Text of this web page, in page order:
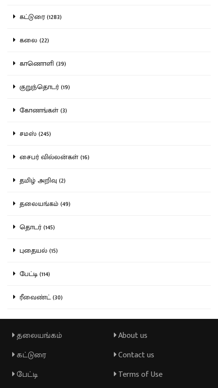
கட்டுரை (1283)
கலை (22)
காணொளி (39)
குறுந்தொடர் (19)
கோணங்கள் (3)
சமஸ் (245)
சைபர் வில்லன்கள் (16)
தமிழ் அறிவு (2)
தலையங்கம் (49)
தொடர் (145)
புதையல் (15)
பேட்டி (114)
ரீவைண்ட் (30)
தலையங்கம்
கட்டுரை
பேட்டி
About us
Contact us
Terms of Use